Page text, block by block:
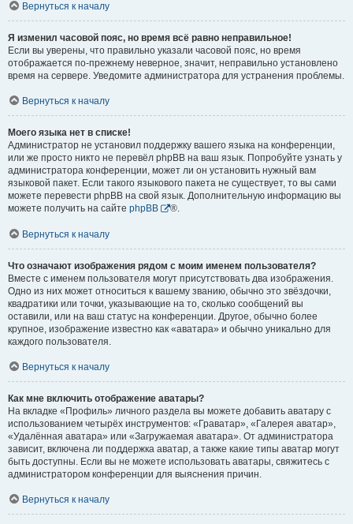
Вернуться к началу
Я изменил часовой пояс, но время всё равно неправильное!
Если вы уверены, что правильно указали часовой пояс, но время
отображается по-прежнему неверное, значит, неправильно установлено
время на сервере. Уведомите администратора для устранения проблемы.
Вернуться к началу
Моего языка нет в списке!
Администратор не установил поддержку вашего языка на конференции,
или же просто никто не перевёл phpBB на ваш язык. Попробуйте узнать у
администратора конференции, может ли он установить нужный вам
языковой пакет. Если такого языкового пакета не существует, то вы сами
можете перевести phpBB на свой язык. Дополнительную информацию вы
можете получить на сайте phpBB ®.
Вернуться к началу
Что означают изображения рядом с моим именем пользователя?
Вместе с именем пользователя могут присутствовать два изображения.
Одно из них может относиться к вашему званию, обычно это звёздочки,
квадратики или точки, указывающие на то, сколько сообщений вы
оставили, или на ваш статус на конференции. Другое, обычно более
крупное, изображение известно как «аватара» и обычно уникально для
каждого пользователя.
Вернуться к началу
Как мне включить отображение аватары?
На вкладке «Профиль» личного раздела вы можете добавить аватару с
использованием четырёх инструментов: «Граватар», «Галерея аватар»,
«Удалённая аватара» или «Загружаемая аватара». От администратора
зависит, включена ли поддержка аватар, а также какие типы аватар могут
быть доступны. Если вы не можете использовать аватары, свяжитесь с
администратором конференции для выяснения причин.
Вернуться к началу